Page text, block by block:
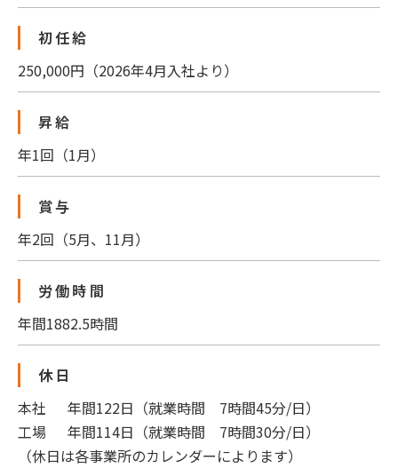
初任給
250,000円 （2026年4月入社より）
昇給
年1回（1月）
賞与
年2回（5月、11月）
労働時間
年間1882.5時間
休日
本社 年間122日（就業時間 7時間45分/日）
工場 年間114日（就業時間 7時間30分/日）
（休日は各事業所のカレンダーによります）